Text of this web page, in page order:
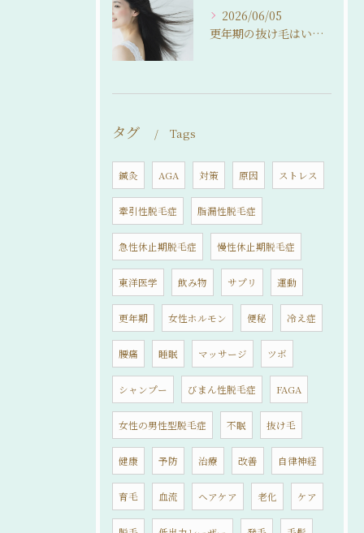
2026/06/05
更年期の抜け毛はいつまで続く？ 自然に整えるという選択
タグ Tags
鍼灸 AGA 対策 原因 ストレス
牽引性脱毛症 脂漏性脱毛症
急性休止期脱毛症 慢性休止期脱毛症
東洋医学 飲み物 サプリ 運動
更年期 女性ホルモン 便秘 冷え症
腰痛 睡眠 マッサージ ツボ
シャンプー びまん性脱毛症 FAGA
女性の男性型脱毛症 不眠 抜け毛
健康 予防 治療 改善 自律神経
育毛 血流 ヘアケア 老化 ケア